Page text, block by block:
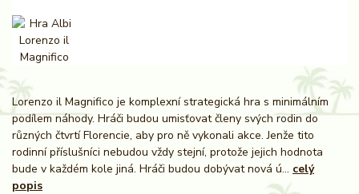
Lorenzo il Magnifico je komplexní strategická hra s minimálním
podílem náhody. Hráči budou umisťovat členy svých rodin do
různých čtvrtí Florencie, aby pro ně vykonali akce. Jenže tito
rodinní příslušníci nebudou vždy stejní, protože jejich hodnota
bude v každém kole jiná. Hráči budou dobývat nová ú... celý
popis